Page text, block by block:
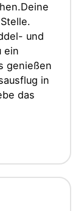
und
ein
genießen
in
das